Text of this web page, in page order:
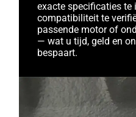
exacte specificaties te
compatibiliteit te
passende motor of
— wat u tijd, geld en
bespaart.